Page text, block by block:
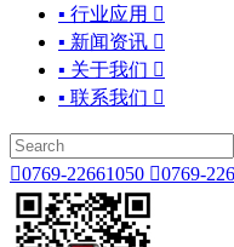
▪ 行业应用 
▪ 新闻资讯 
▪ 关于我们 
▪ 联系我们 
0769-22661050 0769-